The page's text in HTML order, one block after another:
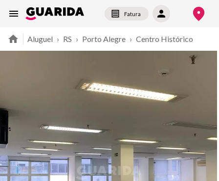
Fatura
Aluguel › RS › Porto Alegre › Centro Histórico